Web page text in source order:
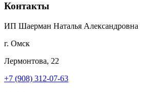
Контакты
ИП Шаерман Наталья Александровна
г. Омск
Лермонтова, 22
+7 (908) 312-07-63